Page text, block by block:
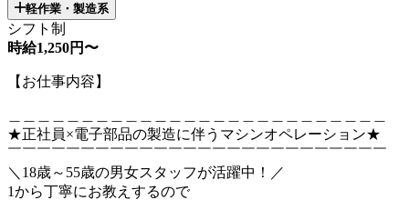
軽作業・製造系
シフト制
時給1,250円〜
【お仕事内容】
★正社員×電子部品の製造に伴うマシンオペレーション★
￣￣￣￣￣￣￣￣￣￣￣￣￣￣￣￣￣￣￣￣￣￣￣￣￣￣
＼18歳～55歳の男女スタッフが活躍中！／
1から丁寧にお教えするので